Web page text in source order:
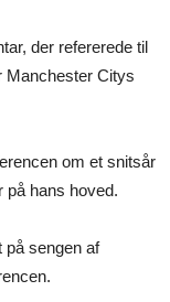
der refererede til
Manchester Citys
om et snitsår
hans hoved.
på sengen af